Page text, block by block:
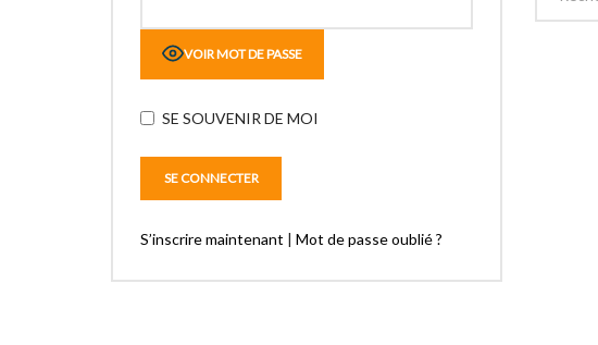
VOIR MOT DE PASSE
SE SOUVENIR DE MOI
S’inscrire maintenant | Mot de passe oublié ?